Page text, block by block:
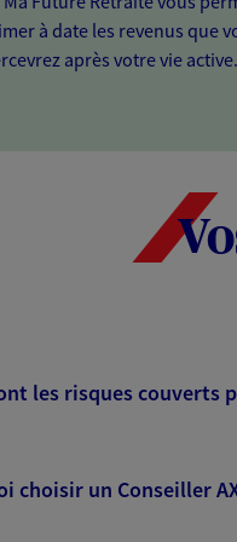
à date les revenus que
après votre vie active.
les risques couverts
choisir un Conseiller